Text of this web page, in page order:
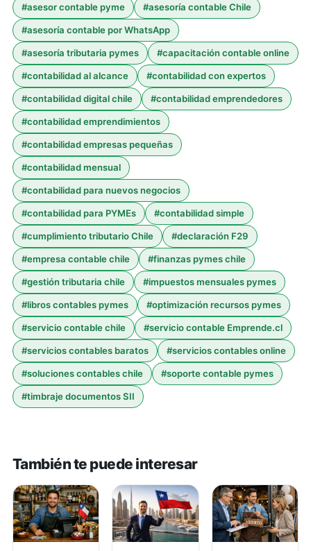
#asesor contable pyme #asesoría contable Chile
#asesoría contable por WhatsApp
#asesoría tributaria pymes #capacitación contable online
#contabilidad al alcance #contabilidad con expertos
#contabilidad digital chile #contabilidad emprendedores
#contabilidad emprendimientos
#contabilidad empresas pequeñas
#contabilidad mensual
#contabilidad para nuevos negocios
#contabilidad para PYMEs #contabilidad simple
#cumplimiento tributario Chile #declaración F29
#empresa contable chile #finanzas pymes chile
#gestión tributaria chile #impuestos mensuales pymes
#libros contables pymes #optimización recursos pymes
#servicio contable chile #servicio contable Emprende.cl
#servicios contables baratos #servicios contables online
#soluciones contables chile #soporte contable pymes
#timbraje documentos SII
También te puede interesar